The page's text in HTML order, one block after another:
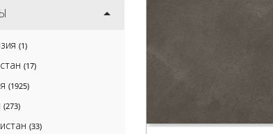
(2)
(2)
(1)
(17)
(1925)
(273)
(33)